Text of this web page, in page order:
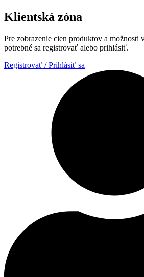
Klientská zóna
Pre zobrazenie cien produktov a
potrebné sa registrovať alebo prihlásiť.
Registrovať / Prihlásiť sa